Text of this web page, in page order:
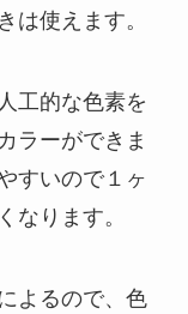
は使えます。
工的な色素を
ラーができま
すいので１ヶ
なります。
よるので、色